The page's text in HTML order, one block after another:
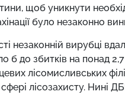
щоб уникнути
було незаконно
незаконній вирубці
б до збитків на понад
лісомисливських
лісозахисту. Нині